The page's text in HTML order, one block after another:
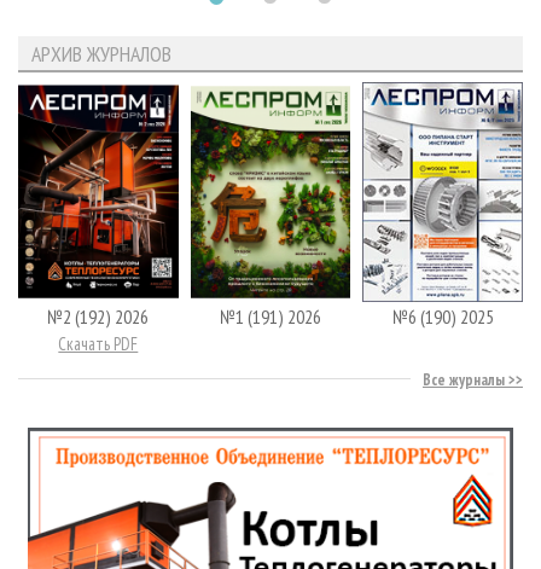
АРХИВ ЖУРНАЛОВ
№2 (192) 2026
Скачать PDF
№1 (191) 2026 №6 (190) 2025
Все журналы